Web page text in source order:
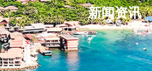
新闻资讯